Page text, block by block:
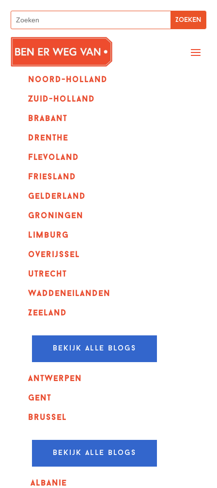
Noord-holland
zuid-holland
Brabant
Drenthe
Flevoland
Friesland
Gelderland
Groningen
Limburg
overijssel
utrecht
Waddeneilanden
Zeeland
Bekijk alle blogs
Antwerpen
GENT
Brussel
Bekijk alle blogs
albanie